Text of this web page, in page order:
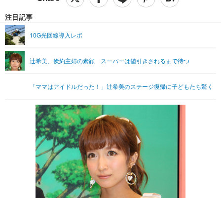
ショッピング その他
エンタメTOP 映画・ドラマ
グラビア ブログ
ショッピング その他
ライフTOP
リリース一覧
プッシュ通知の停止方法
注目記事
10G光回線導入レポ
辻希美、倹約主婦の素顔 スーパーは値引きされるまで待つ
「ママはアイドルだった！」辻希美のステージ復帰に子どもたち驚く